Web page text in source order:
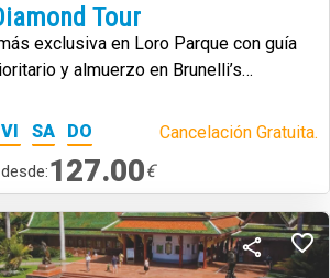
Tour
exclusiva en Loro Parque con guía
y almuerzo en Brunelli’s
VI SA DO Cancelación Gratuita.
desde:127.00€